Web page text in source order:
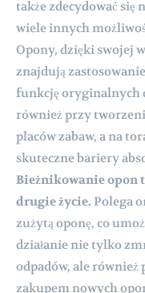
także zdecydować
wiele innych
Opony, dzięki swojej
znajdują
funkcję oryginalnych
również przy
placów zabaw, a na
skuteczne bariery
Bieżnikowanie opon
drugie życie. Polega
zużytą oponę, co
działanie nie tylko
odpadów, ale również
zakupem nowych